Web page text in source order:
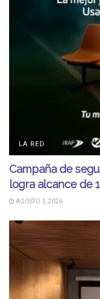
LA RED
Campaña de
logra alcance de
AGOSTO 3, 2026